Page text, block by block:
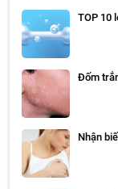
TOP 10
Đốm
Nhận